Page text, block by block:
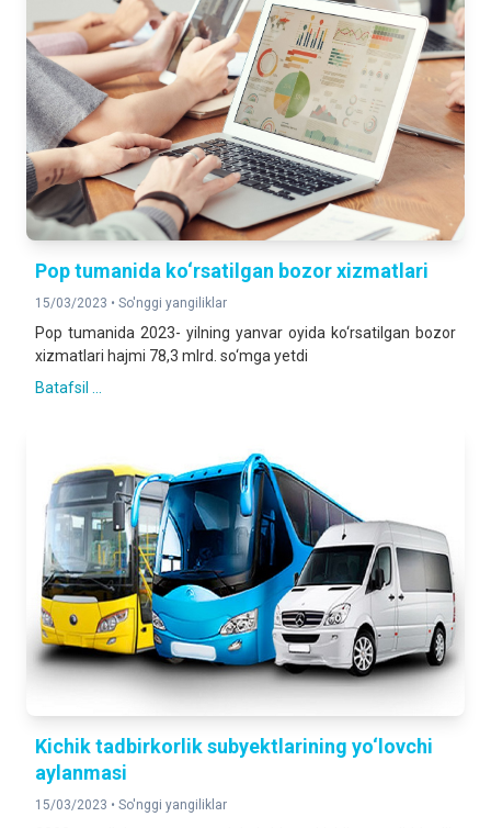
Pop tumanida ko‘rsatilgan bozor xizmatlari
15/03/2023 • So'nggi yangiliklar
Pop tumanida 2023- yilning yanvar oyida ko‘rsatilgan bozor
xizmatlari hajmi 78,3 mlrd. so‘mga yetdi
Batafsil ...
Kichik tadbirkorlik subyektlarining yo‘lovchi
aylanmasi
15/03/2023 • So'nggi yangiliklar